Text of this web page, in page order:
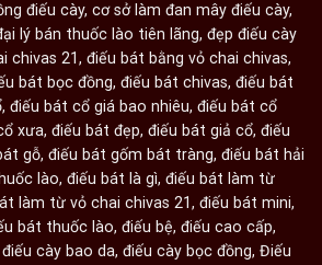
điếu cày, cơ sở làm đan mây điếu cày,
lý bán thuốc lào tiên lãng, đẹp điếu cày
chivas 21, điếu bát bằng vỏ chai chivas,
bát bọc đồng, điếu bát chivas, điếu bát
, điếu bát cổ giá bao nhiêu, điếu bát cổ
xưa, điếu bát đẹp, điếu bát giả cổ, điếu
gỗ, điếu bát gốm bát tràng, điếu bát hải
lào, điếu bát là gì, điếu bát làm từ
làm từ vỏ chai chivas 21, điếu bát mini,
bát thuốc lào, điếu bệ, điếu cao cấp,
điếu cày bao da, điếu cày bọc đồng, Điếu